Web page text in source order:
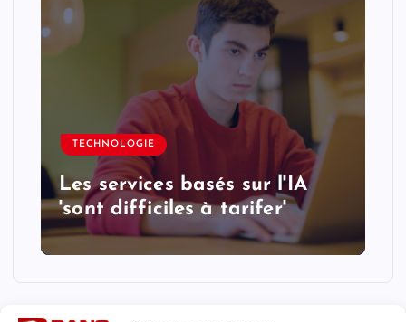
TECHNOLOGIE
Les services basés sur l'IA
'sont difficiles à tarifer'